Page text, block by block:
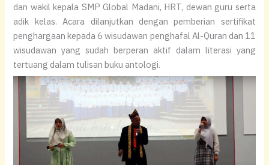
dan wakil kepala SMP Global Madani, HRT, dewan guru serta
adik kelas. Acara dilanjutkan dengan pemberian sertifikat
penghargaan kepada 6 wisudawan penghafal Al-Quran dan 11
wisudawan yang sudah berperan aktif dalam literasi yang
tertuang dalam tulisan buku antologi.